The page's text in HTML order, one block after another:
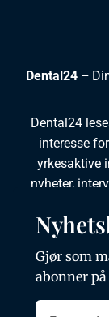
Dental24 –
Dental24
interesse
yrkesaktive
nyheter,
Dental24
tannpleiere,
foreninger,
Gjør som
abonner